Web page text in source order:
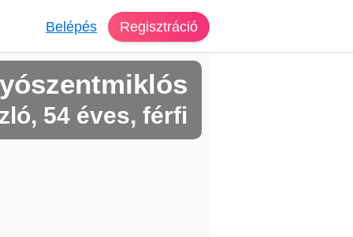
Belépés Regisztráció
54 éves, férfi